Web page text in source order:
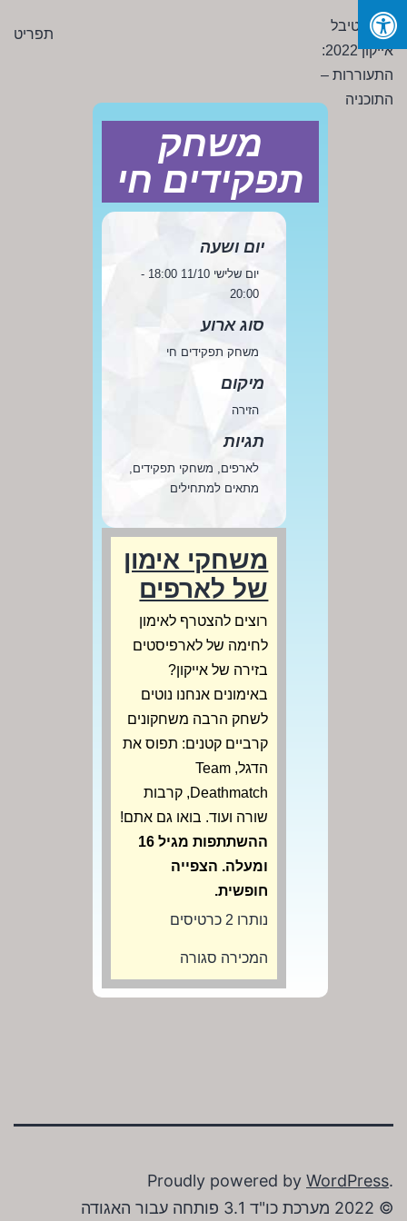
Skip
content
פסטיבל
אייקון
2022:
התעוררות
תפריט
משחק
תפקידים חי
יום ושעה
יום שלישי 11/10 18:00 -
20:00
סוג ארוע
משחק תפקידים חי
מיקום
הזירה
תגיות
לארפים, משחקי תפקידים,
מתאים למתחילים
משחקי אימון
של לארפים
רוצים להצטרף לאימון
לחימה של לארפיסטים
בזירה של אייקון?
באימונים אנחנו נוטים
לשחק הרבה משחקונים
קרביים קטנים: תפוס את
הדגל, Team
Deathmatch, קרבות
שורה ועוד. בואו גם אתם!
ההשתתפות מגיל 16
ומעלה. הצפייה
חופשית.
נותרו 2 כרטיסים
המכירה סגורה
Proudly powered by WordPress.
© 2022 מערכת כו"ד 3.1 פותחה עבור האגודה